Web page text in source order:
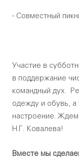
- Совместный
Участие в
в поддержание
командный дух.
одежду и обувь,
настроение.Ждем
Н.Г. Ковалева!
Вместе мы